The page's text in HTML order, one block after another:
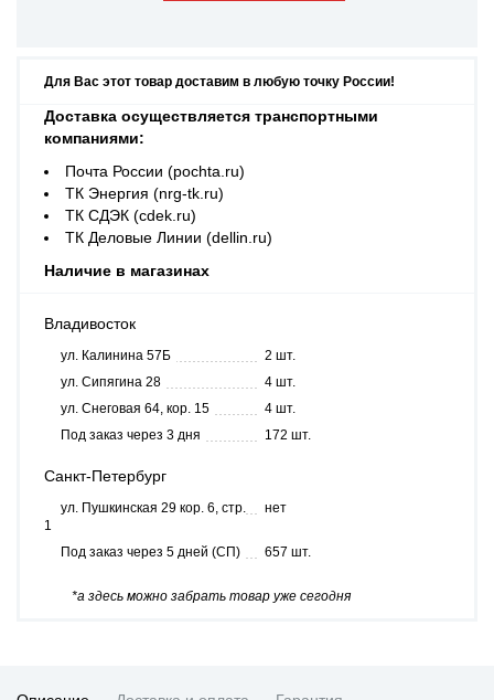
Для Вас этот товар доставим в любую точку России!
Доставка осуществляется транспортными
компаниями:
Почта России (pochta.ru)
ТК Энергия (nrg-tk.ru)
ТК СДЭК (cdek.ru)
ТК Деловые Линии (dellin.ru)
Наличие в магазинах
Владивосток
ул. Калинина 57Б
2 шт.
ул. Сипягина 28
4 шт.
ул. Снеговая 64, кор. 15
4 шт.
Под заказ через 3 дня
172 шт.
Санкт-Петербург
ул. Пушкинская 29 кор. 6, стр.
1
нет
Под заказ через 5 дней (СП) 657 шт.
*а здесь можно забрать товар уже сегодня